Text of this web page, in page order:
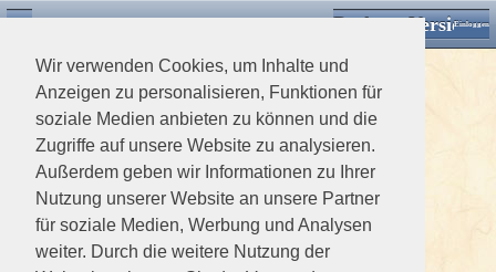
Wir verwenden Cookies, um Inhalte und
Anzeigen zu personalisieren, Funktionen für
soziale Medien anbieten zu können und die
Zugriffe auf unsere Website zu analysieren.
Außerdem geben wir Informationen zu Ihrer
Nutzung unserer Website an unsere Partner
für soziale Medien, Werbung und Analysen
weiter. Durch die weitere Nutzung der
Desktop VersionEinloggen